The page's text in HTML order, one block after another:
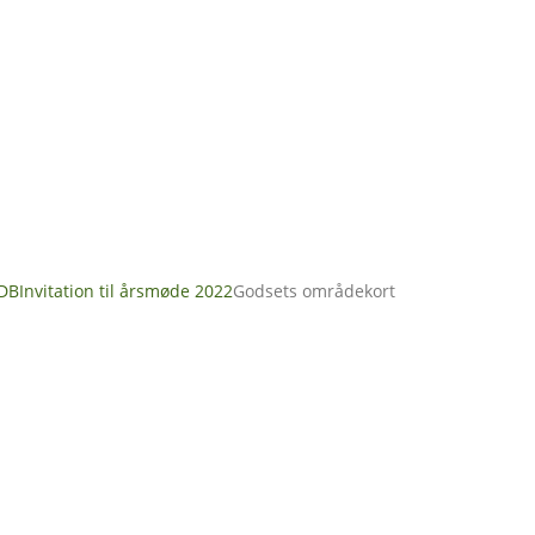
Invitation til årsmøde 2022Godsets områdekort